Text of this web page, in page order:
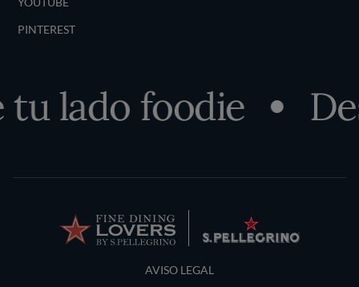
PINTEREST
lado foodie
Terms and Conditions
AVISO LEGAL